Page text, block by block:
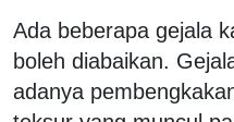
Ada beberapa gejala
boleh diabaikan.
adanya